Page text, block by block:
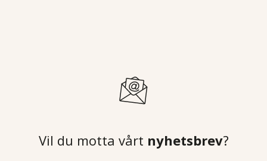
Vil du motta vårt nyhetsbrev?